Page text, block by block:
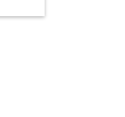
e
un